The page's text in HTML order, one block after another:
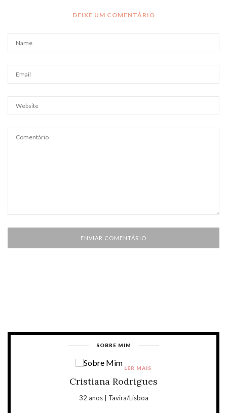
DEIXE UM COMENTÁRIO
SOBRE MIM
Cristiana Rodrigues
32 anos | Tavira/Lisboa
LER MAIS